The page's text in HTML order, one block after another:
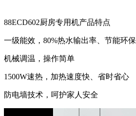
88ECD602厨房专用机产品特点
一级能效，80%热水输出率、节能环保
机械调温，操作简单
1500W速热，加热速度快、省时省心
防电墙技术，呵护家人安全